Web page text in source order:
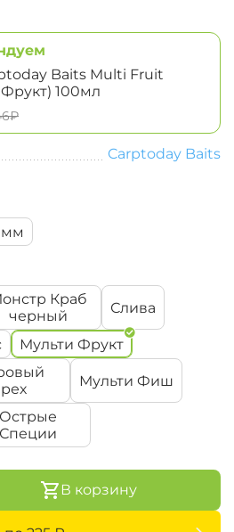
Baits Multi Fruit
100мл
₽
Carptoday Baits
мм
Краб
черный
Слива
Мульти Фрукт
Мульти Фиш
Острые
Специи
В корзину